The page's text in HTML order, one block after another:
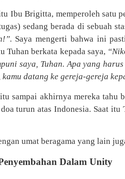
Ibu Brigitta, memperoleh satu
sedang berada di sebuah
Saya mengerti bahwa ini
Tuhan berkata kepada saya,
saya, Tuhan. Apa yang
kamu datang ke gereja-gereja
sampai akhirnya mereka tahu
turun atas Indonesia. Saat itu
umat beragama yang lain
Dalam Unity